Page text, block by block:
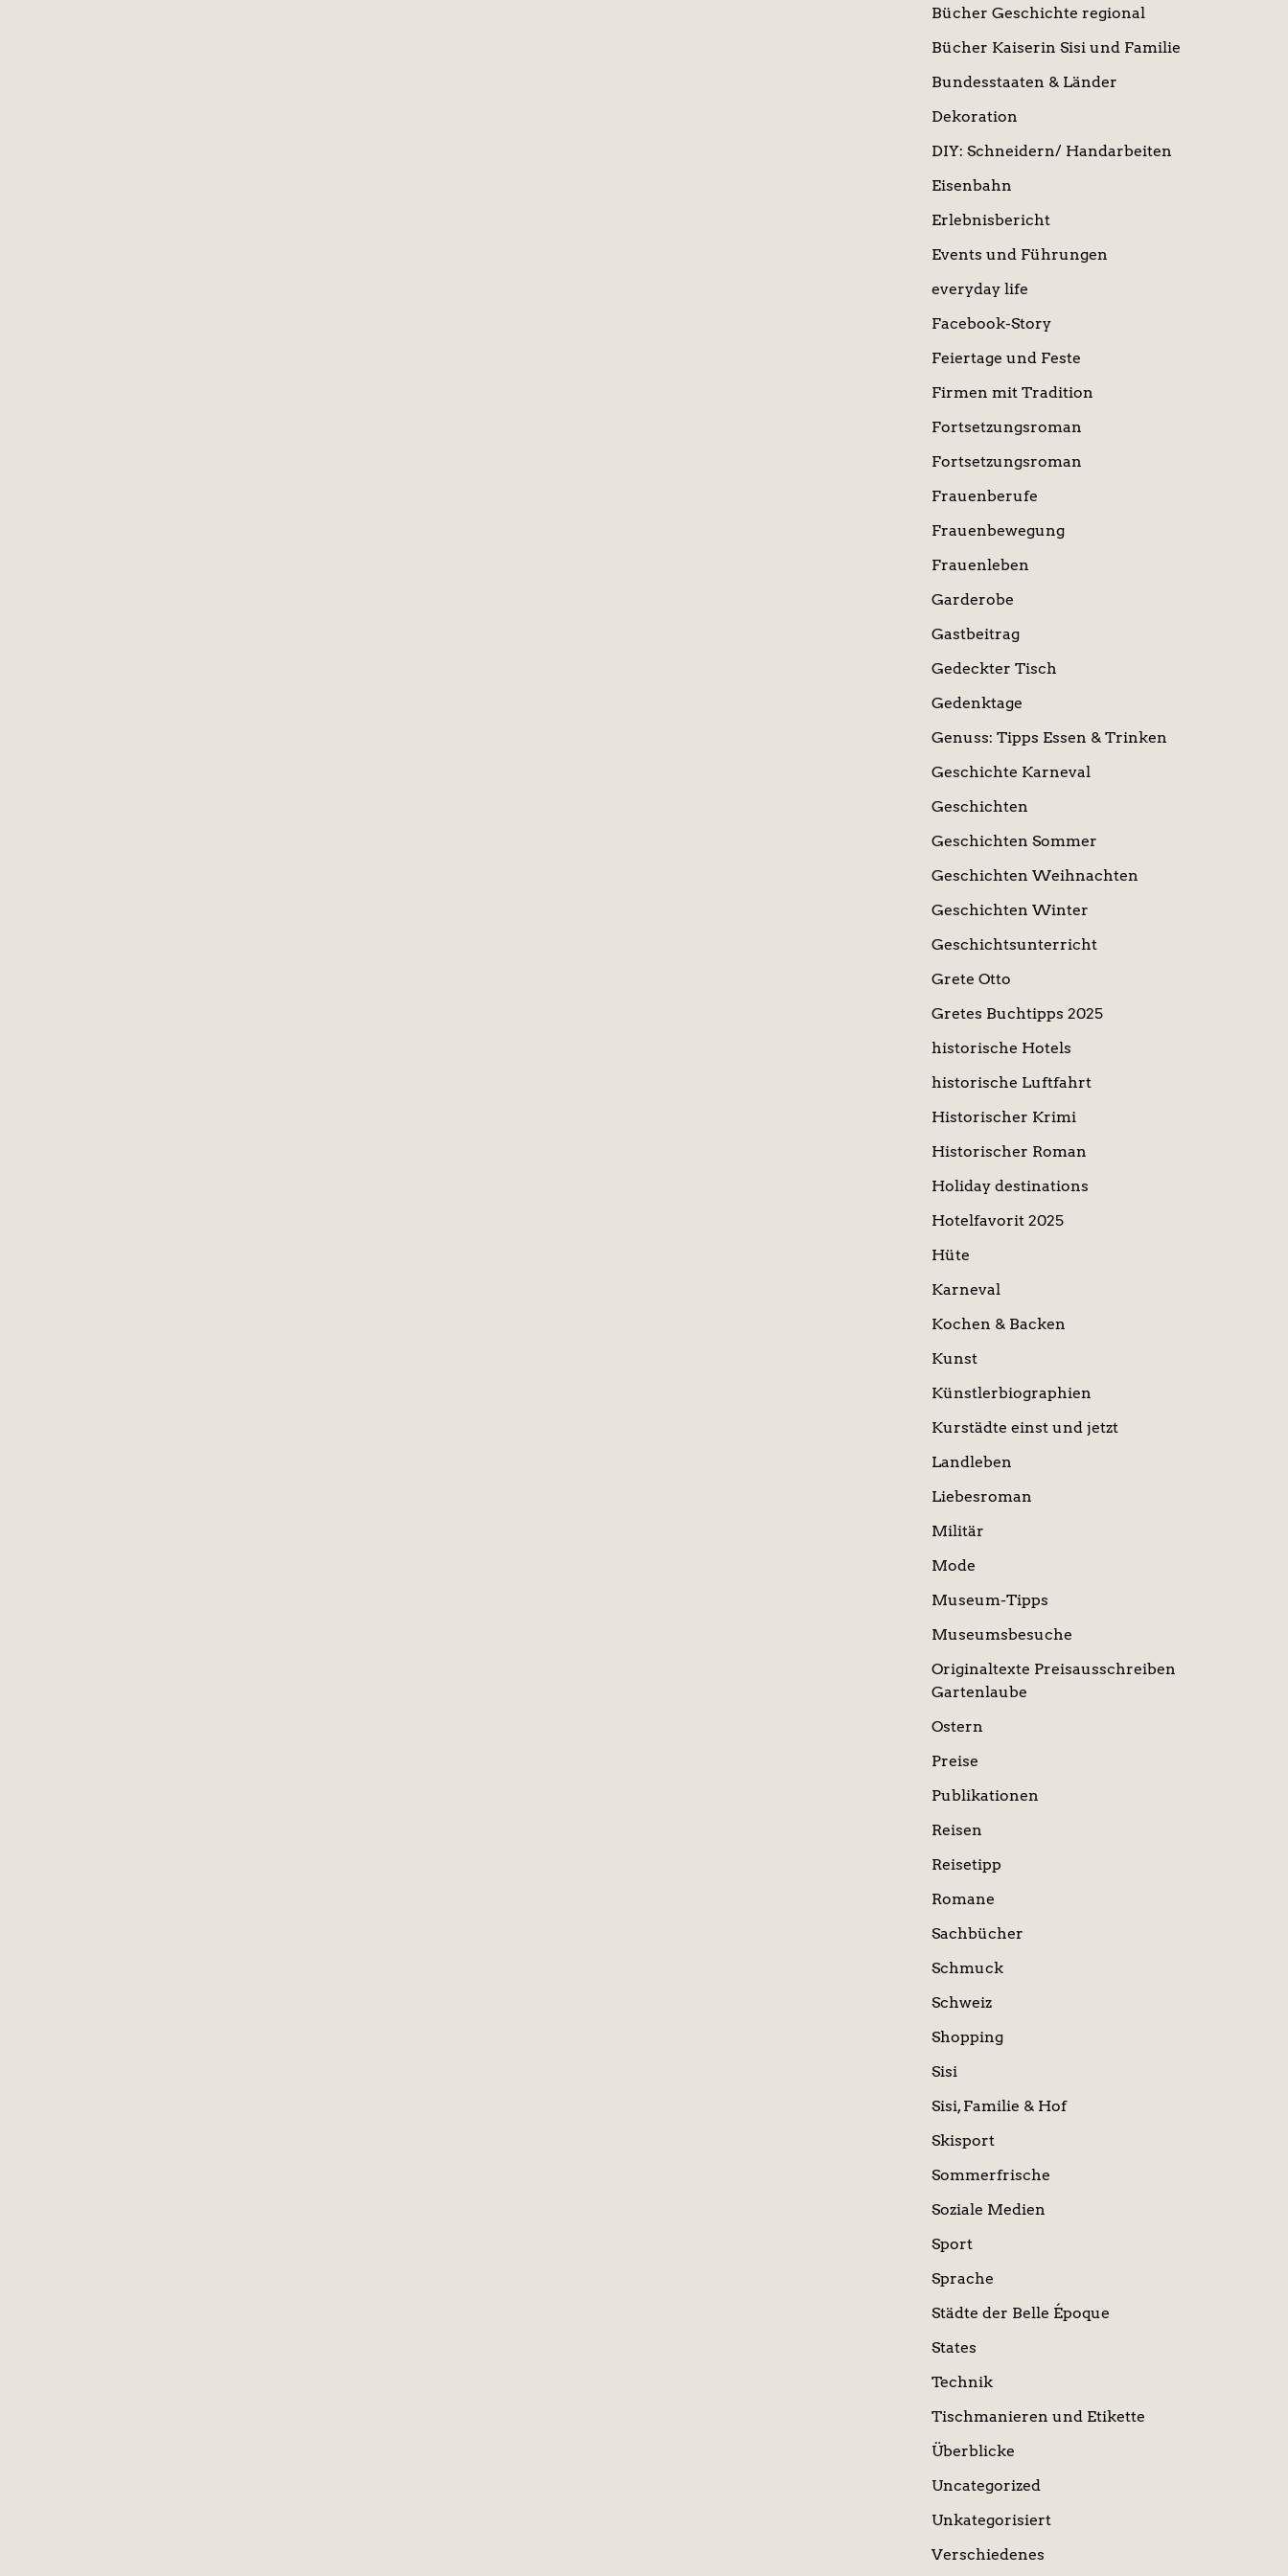
Bücher Geschichte regional
Bücher Kaiserin Sisi und Familie
Bundesstaaten & Länder
Dekoration
DIY: Schneidern/ Handarbeiten
Eisenbahn
Erlebnisbericht
Events und Führungen
everyday life
Facebook-Story
Feiertage und Feste
Firmen mit Tradition
Fortsetzungsroman
Fortsetzungsroman
Frauenberufe
Frauenbewegung
Frauenleben
Garderobe
Gastbeitrag
Gedeckter Tisch
Gedenktage
Genuss: Tipps Essen & Trinken
Geschichte Karneval
Geschichten
Geschichten Sommer
Geschichten Weihnachten
Geschichten Winter
Geschichtsunterricht
Grete Otto
Gretes Buchtipps 2025
historische Hotels
historische Luftfahrt
Historischer Krimi
Historischer Roman
Holiday destinations
Hotelfavorit 2025
Hüte
Karneval
Kochen & Backen
Kunst
Künstlerbiographien
Kurstädte einst und jetzt
Landleben
Liebesroman
Militär
Mode
Museum-Tipps
Museumsbesuche
Originaltexte Preisausschreiben
Gartenlaube
Ostern
Preise
Publikationen
Reisen
Reisetipp
Romane
Sachbücher
Schmuck
Schweiz
Shopping
Sisi
Sisi, Familie & Hof
Skisport
Sommerfrische
Soziale Medien
Sport
Sprache
Städte der Belle Époque
States
Technik
Tischmanieren und Etikette
Überblicke
Uncategorized
Unkategorisiert
Verschiedenes